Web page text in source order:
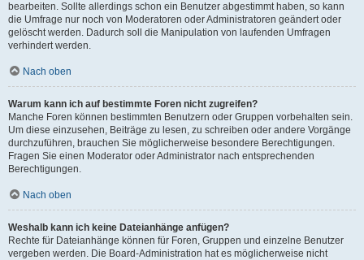
bearbeiten. Sollte allerdings schon ein Benutzer abgestimmt haben, so kann
die Umfrage nur noch von Moderatoren oder Administratoren geändert oder
gelöscht werden. Dadurch soll die Manipulation von laufenden Umfragen
verhindert werden.
Nach oben
Warum kann ich auf bestimmte Foren nicht zugreifen?
Manche Foren können bestimmten Benutzern oder Gruppen vorbehalten sein.
Um diese einzusehen, Beiträge zu lesen, zu schreiben oder andere Vorgänge
durchzuführen, brauchen Sie möglicherweise besondere Berechtigungen.
Fragen Sie einen Moderator oder Administrator nach entsprechenden
Berechtigungen.
Nach oben
Weshalb kann ich keine Dateianhänge anfügen?
Rechte für Dateianhänge können für Foren, Gruppen und einzelne Benutzer
vergeben werden. Die Board-Administration hat es möglicherweise nicht